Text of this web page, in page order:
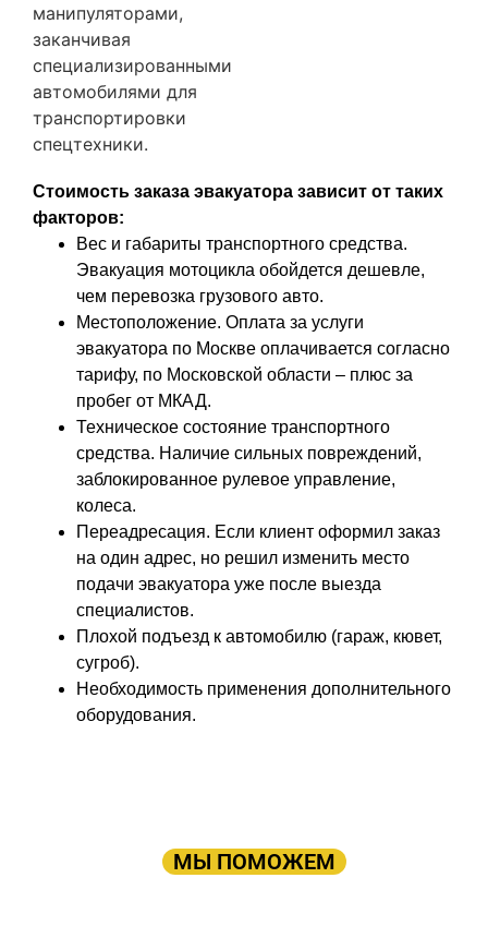
манипуляторами,
заканчивая
специализированными
автомобилями для
транспортировки
спецтехники.
Стоимость заказа эвакуатора зависит от таких
факторов:
Вес и габариты транспортного средства.
Эвакуация мотоцикла обойдется дешевле,
чем перевозка грузового авто.
Местоположение. Оплата за услуги
эвакуатора по Москве оплачивается согласно
тарифу, по Московской области – плюс за
пробег от МКАД.
Техническое состояние транспортного
средства. Наличие сильных повреждений,
заблокированное рулевое управление,
колеса.
Переадресация. Если клиент оформил заказ
на один адрес, но решил изменить место
подачи эвакуатора уже после выезда
специалистов.
Плохой подъезд к автомобилю (гараж, кювет,
сугроб).
Необходимость применения дополнительного
оборудования.
МЫ ПОМОЖЕМ